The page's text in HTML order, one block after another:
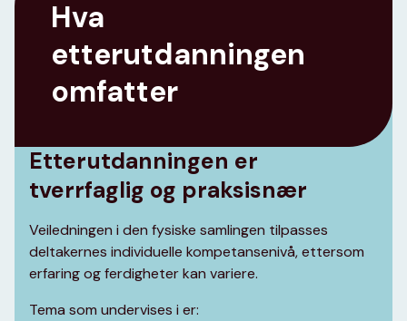
Hva
etterutdanningen
omfatter
Etterutdanningen er
tverrfaglig og praksisnær
Veiledningen i den fysiske samlingen tilpasses
deltakernes individuelle kompetansenivå, ettersom
erfaring og ferdigheter kan variere.
Tema som undervises i er: